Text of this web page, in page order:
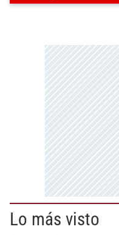
Lo más visto